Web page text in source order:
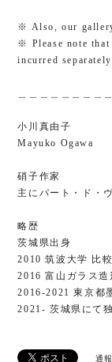
※ Also, our
※ Please note
incurred
小川真由子
Mayuko Ogawa
硝子作家
主にパート・ド・
略歴
茨城県出身
2010 筑波大学 比
2016 富山ガラス
2016-2021 東京都
2021- 茨城県にて
通